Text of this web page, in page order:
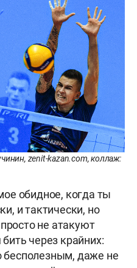
zenit-kazan.com, коллаж:
обидное, когда ты
и тактически, но
не атакуют
через крайних:
бесполезным, даже не